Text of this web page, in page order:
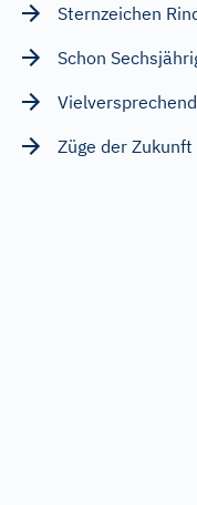
Sternzeichen
Schon
Züge der Zukunft